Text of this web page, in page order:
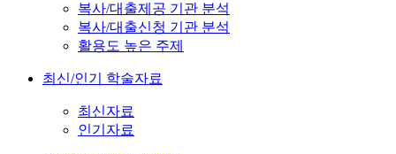
복사/대출제공 기관 분석
복사/대출신청 기관 분석
활용도 높은 주제
최신/인기 학술자료
최신자료
인기자료